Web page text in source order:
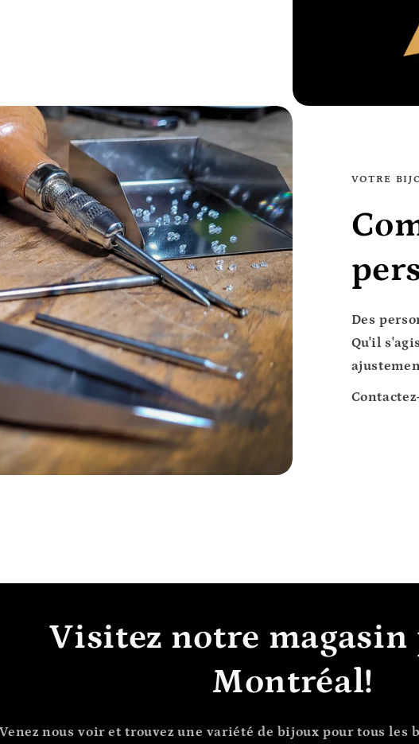
VOTRE
Des
Qu'il
Visitez notre magasin
Montréal!
Venez nous voir et trouvez une variété de bijoux pour tous les